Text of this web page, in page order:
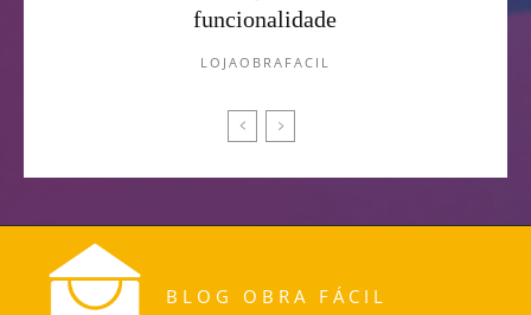
funcionalidade
LOJAOBRAFACIL
BLOG OBRA FÁCIL